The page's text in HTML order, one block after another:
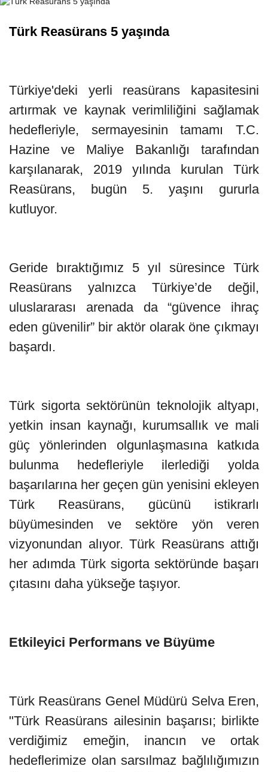
Türk Reasürans 5 yaşında
Türkiye'deki yerli reasürans kapasitesini
artırmak ve kaynak verimliliğini sağlamak
hedefleriyle, sermayesinin tamamı T.C.
Hazine ve Maliye Bakanlığı tarafından
karşılanarak, 2019 yılında kurulan Türk
Reasürans, bugün 5. yaşını gururla
kutluyor.
Geride bıraktığımız 5 yıl süresince Türk
Reasürans yalnızca Türkiye’de değil,
uluslararası arenada da “güvence ihraç
eden güvenilir” bir aktör olarak öne çıkmayı
başardı.
Türk sigorta sektörünün teknolojik altyapı,
yetkin insan kaynağı, kurumsallık ve mali
güç yönlerinden olgunlaşmasına katkıda
bulunma hedefleriyle ilerlediği yolda
başarılarına her geçen gün yenisini ekleyen
Türk Reasürans, gücünü istikrarlı
büyümesinden ve sektöre yön veren
vizyonundan alıyor. Türk Reasürans attığı
her adımda Türk sigorta sektöründe başarı
çıtasını daha yükseğe taşıyor.
Etkileyici Performans ve Büyüme
Türk Reasürans Genel Müdürü Selva Eren,
"Türk Reasürans ailesinin başarısı; birlikte
verdiğimiz emeğin, inancın ve ortak
hedeflerimize olan sarsılmaz bağlılığımızın